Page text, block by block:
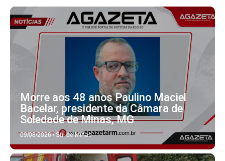
Morre aos 48 anos Paulino Maciel
Bacelar, presidente da Câmara de
Soledade de Minas, MG
09/08/2026 / Sul de Minas